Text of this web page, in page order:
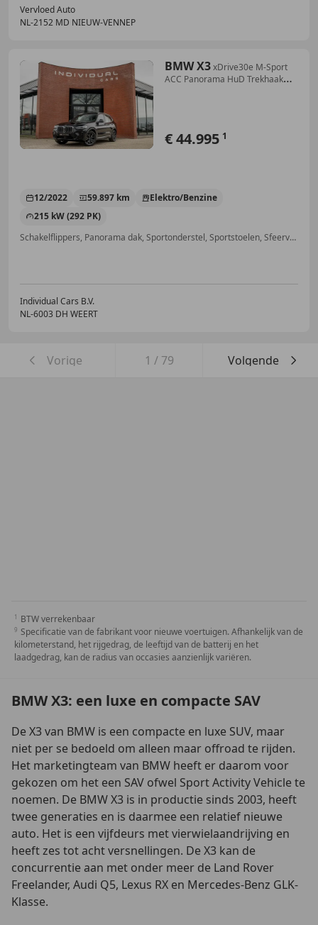
Vervloed Auto
NL-2152 MD NIEUW-VENNEP
BMW X3xDrive30e M-Sport
ACC Panorama HuD Trekhaak
€ 44.995 1
12/2022 59.897 km
Elektro/Benzine
215 kW (292 PK)
Schakelflippers, Panorama dak, Sportonderstel, Sportstoelen, Sfeerverlichting, Head-up display, 4x4, Trekhaak
Individual Cars B.V.
NL-6003 DH WEERT
Vorige 1 / 79 Volgende
BTW verrekenbaar
Specificatie van de fabrikant voor nieuwe voertuigen. Afhankelijk van de
kilometerstand, het rijgedrag, de leeftijd van de batterij en het
laadgedrag, kan de radius van occasies aanzienlijk variëren.
BMW X3: een luxe en compacte SAV
De X3 van BMW is een compacte en luxe SUV, maar
niet per se bedoeld om alleen maar offroad te rijden.
Het marketingteam van BMW heeft er daarom voor
gekozen om het een SAV ofwel Sport Activity Vehicle te
noemen. De BMW X3 is in productie sinds 2003, heeft
twee generaties en is daarmee een relatief nieuwe
auto. Het is een vijfdeurs met vierwielaandrijving en
heeft zes tot acht versnellingen. De X3 kan de
concurrentie aan met onder meer de Land Rover
Freelander, Audi Q5, Lexus RX en Mercedes-Benz GLK-
Klasse.